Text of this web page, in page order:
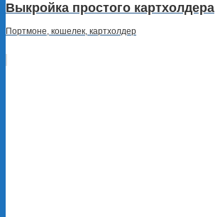
Выкройка простого картхолдера
Портмоне, кошелек, картхолдер